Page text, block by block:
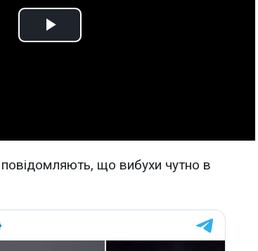
Play
що вибухи чутно в